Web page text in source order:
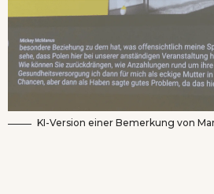
KI-Version einer Bemerkung von